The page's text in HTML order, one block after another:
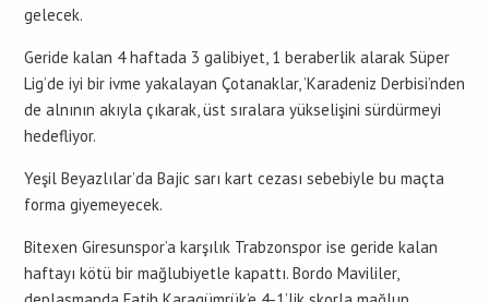
gelecek.
Geride kalan 4 haftada 3 galibiyet, 1 beraberlik alarak Süper
Lig’de iyi bir ivme yakalayan Çotanaklar, ’Karadeniz Derbisi’nden
de alnının akıyla çıkarak, üst sıralara yükselişini sürdürmeyi
hedefliyor.
Yeşil Beyazlılar’da Bajic sarı kart cezası sebebiyle bu maçta
forma giyemeyecek.
Bitexen Giresunspor’a karşılık Trabzonspor ise geride kalan
haftayı kötü bir mağlubiyetle kapattı. Bordo Mavililer,